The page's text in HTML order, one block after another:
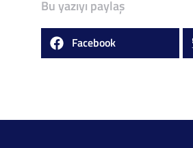
Bu yazıyı paylaş
Facebook